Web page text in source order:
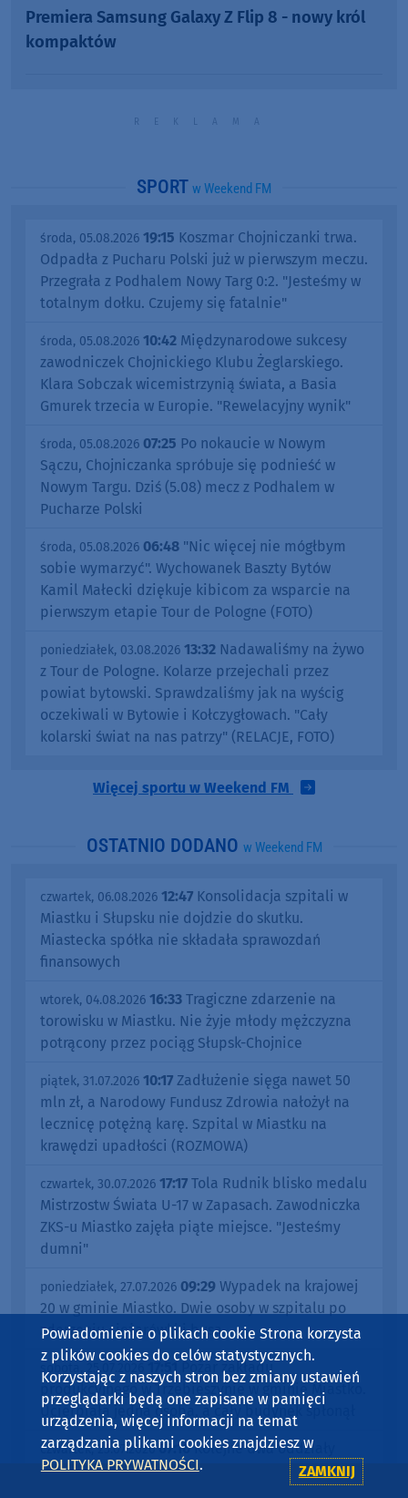
Premiera Samsung Galaxy Z Flip 8 - nowy król
kompaktów
SPORT w Weekend FM
środa, 05.08.2026 19:15 Koszmar Chojniczanki trwa.
Odpadła z Pucharu Polski już w pierwszym meczu.
Przegrała z Podhalem Nowy Targ 0:2. "Jesteśmy w
totalnym dołku. Czujemy się fatalnie"
środa, 05.08.2026 10:42 Międzynarodowe sukcesy
zawodniczek Chojnickiego Klubu Żeglarskiego.
Klara Sobczak wicemistrzynią świata, a Basia
Gmurek trzecia w Europie. "Rewelacyjny wynik"
środa, 05.08.2026 07:25 Po nokaucie w Nowym
Sączu, Chojniczanka spróbuje się podnieść w
Nowym Targu. Dziś (5.08) mecz z Podhalem w
Pucharze Polski
środa, 05.08.2026 06:48 "Nic więcej nie mógłbym
sobie wymarzyć". Wychowanek Baszty Bytów
Kamil Małecki dziękuje kibicom za wsparcie na
pierwszym etapie Tour de Pologne (FOTO)
poniedziałek, 03.08.2026 13:32 Nadawaliśmy na żywo
z Tour de Pologne. Kolarze przejechali przez
powiat bytowski. Sprawdzaliśmy jak na wyścig
oczekiwali w Bytowie i Kołczygłowach. "Cały
kolarski świat na nas patrzy" (RELACJE, FOTO)
Więcej sportu w Weekend FM
OSTATNIO DODANO w Weekend FM
czwartek, 06.08.2026 12:47 Konsolidacja szpitali w
Miastku i Słupsku nie dojdzie do skutku.
Miastecka spółka nie składała sprawozdań
finansowych
wtorek, 04.08.2026 16:33 Tragiczne zdarzenie na
torowisku w Miastku. Nie żyje młody mężczyzna
potrącony przez pociąg Słupsk-Chojnice
piątek, 31.07.2026 10:17 Zadłużenie sięga nawet 50
mln zł, a Narodowy Fundusz Zdrowia nałożył na
lecznicę potężną karę. Szpital w Miastku na
krawędzi upadłości (ROZMOWA)
czwartek, 30.07.2026 17:17 Tola Rudnik blisko medalu
Mistrzostw Świata U-17 w Zapasach. Zawodniczka
ZKS-u Miastko zajęła piąte miejsce. "Jesteśmy
dumni"
poniedziałek, 27.07.2026 09:29 Wypadek na krajowej
20 w gminie Miastko. Dwie osoby w szpitalu po
zderzeniu ciężarówki i busa
sobota, 25.07.2026 17:51
Pożar zakładu
produkcyjnego w Trzebieszynie w gminie Miastko.
Ucierpiała jedna osoba, a cały budynek spłonął
czwartek, 23.07.2026 07:16Kolejne dwa oddziały
Szpitala Miejskiego w Miastku zawieszone. Tym
Powiadomienie o plikach cookie Strona korzysta
z plików cookies do celów statystycznych.
Korzystając z naszych stron bez zmiany ustawień
przeglądarki będą one zapisane w pamięci
urządzenia, więcej informacji na temat
zarządzania plikami cookies znajdziesz w
POLITYKA PRYWATNOŚCI. ZAMKNIJ